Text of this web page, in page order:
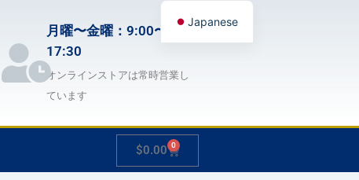
月曜〜金曜：9:00〜
17:30
オンラインストアは常時営業し
ています
$0.00 0
Cart
Japanese
Spanish